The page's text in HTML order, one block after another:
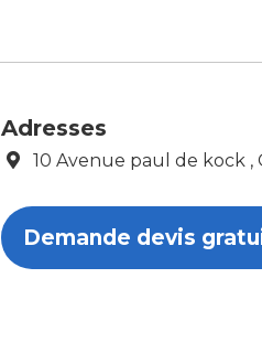
Adresses
10 Avenue paul de kock ,
Demande devis